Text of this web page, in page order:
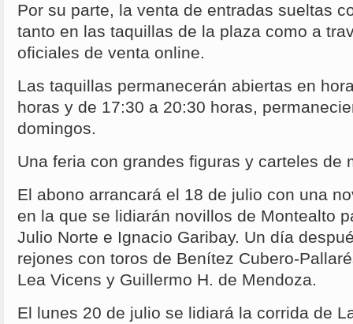
Por su parte, la venta de entradas sueltas
tanto en las taquillas de la plaza como a
oficiales de venta online.
Las taquillas permanecerán abiertas en
horas y de 17:30 a 20:30 horas,
domingos.
Una feria con grandes figuras y carteles de
El abono arrancará el 18 de julio con una
en la que se lidiarán novillos de Montealto
Julio Norte e Ignacio Garibay. Un día
rejones con toros de Benítez Cubero-
Lea Vicens y Guillermo H. de Mendoza.
El lunes 20 de julio se lidiará la corrida de